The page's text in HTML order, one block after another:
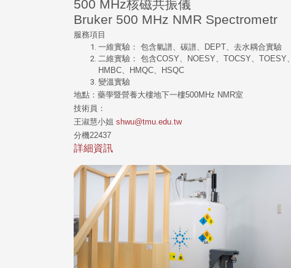
500 MHz核磁共振儀
Bruker 500 MHz NMR Spectrometr
服務項目
一維實驗： 包含氫譜、碳譜、DEPT、去水耦合實驗
二維實驗： 包含COSY、NOESY、TOCSY、TOESY、
HMBC、HMQC、HSQC
變溫實驗
地點：藥學暨營養大樓地下一樓500MHz NMR室
技術員：
王淑慧小姐 shwu@tmu.edu.tw
分機22437
詳細資訊